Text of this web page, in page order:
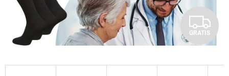
G
R
A
GRATIS